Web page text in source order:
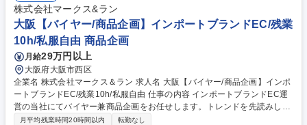
できます。【例えば…】担当エリア内のヘア/ネイル/エステサロン・ジ
ム・ヨガ等に対し、『HOT PEPPER Beauty』を用いた集客支援と、『SA
LON BOARD』を用いた業務支援を実施します。 募集職種 【埼玉】★HO
T PEPPER Beautyの企画営業★美容業界の進化と発展のサポーター
株式会社マークス&ラン
大阪【バイヤー/商品企画】インポートブランドEC/残業
10h/私服自由 商品企画
月給29万円以上
大阪府大阪市西区
企業名 株式会社マークス＆ラン 求人名 大阪【バイヤー/商品企画】インポ
ートブランドEC/残業10h/私服自由 仕事の内容 インポートブランドEC運
営の当社にてバイヤー兼商品企画をお任せします。トレンドを先読みした
仕入れから、SNS発信、進行中の自社ブランド立ち上げまで、裁量を持っ
月平均残業時間20時間以内 転勤なし